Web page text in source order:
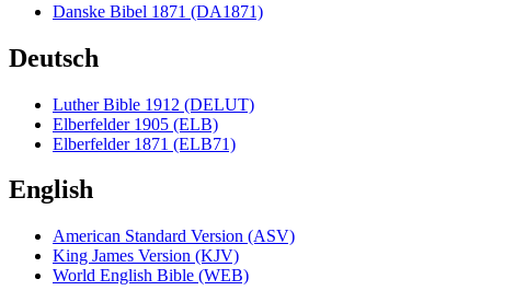
Danske Bibel 1871 (DA1871)
Deutsch
Luther Bible 1912 (DELUT)
Elberfelder 1905 (ELB)
Elberfelder 1871 (ELB71)
English
American Standard Version (ASV)
King James Version (KJV)
World English Bible (WEB)